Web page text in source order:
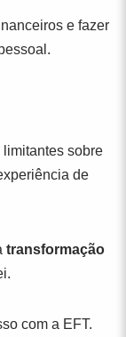
e fazer
sobre
de
transformação
com a EFT.